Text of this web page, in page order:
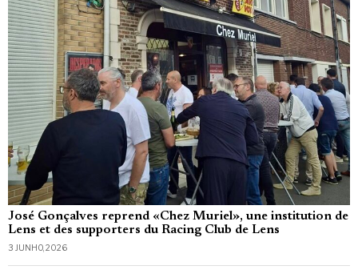
José Gonçalves reprend «Chez Muriel», une institution de
Lens et des supporters du Racing Club de Lens
3 JUNHO, 2026